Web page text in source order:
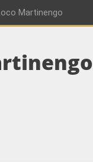
Martinengo